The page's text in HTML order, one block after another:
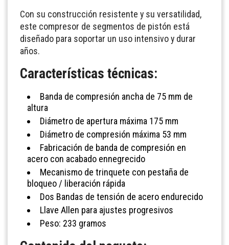
Con su construcción resistente y su versatilidad,
este compresor de segmentos de pistón está
diseñado para soportar un uso intensivo y durar
años.
Características técnicas:
Banda de compresión ancha de 75 mm de
altura
Diámetro de apertura máxima 175 mm
Diámetro de compresión máxima 53 mm
Fabricación de banda de compresión en
acero con acabado ennegrecido
Mecanismo de trinquete con pestaña de
bloqueo / liberación rápida
Dos Bandas de tensión de acero endurecido
Llave Allen para ajustes progresivos
Peso: 233 gramos